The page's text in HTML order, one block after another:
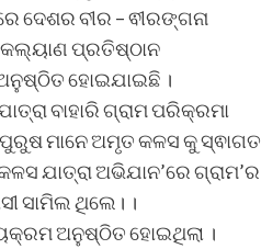
ଦେଶର ବୀର – ଵୀରଙ୍ଗନା
ପ୍ରତିଷ୍ଠାନ
ହୋଇଯାଇଛି ।
ବାହାରି ଗ୍ରାମ ପରିକ୍ରମା
ପୁରୁଷ ମାନେ ଅମୃତ କଳସ କୁ ସ୍ଵାଗତ
ଯାତ୍ରା ଅଭିଯାନ’ରେ ଗ୍ରାମ’ର
ସାମିଲ ଥିଲେ। ।
ଅନୁଷ୍ଠିତ ହୋଇଥିଲା ।